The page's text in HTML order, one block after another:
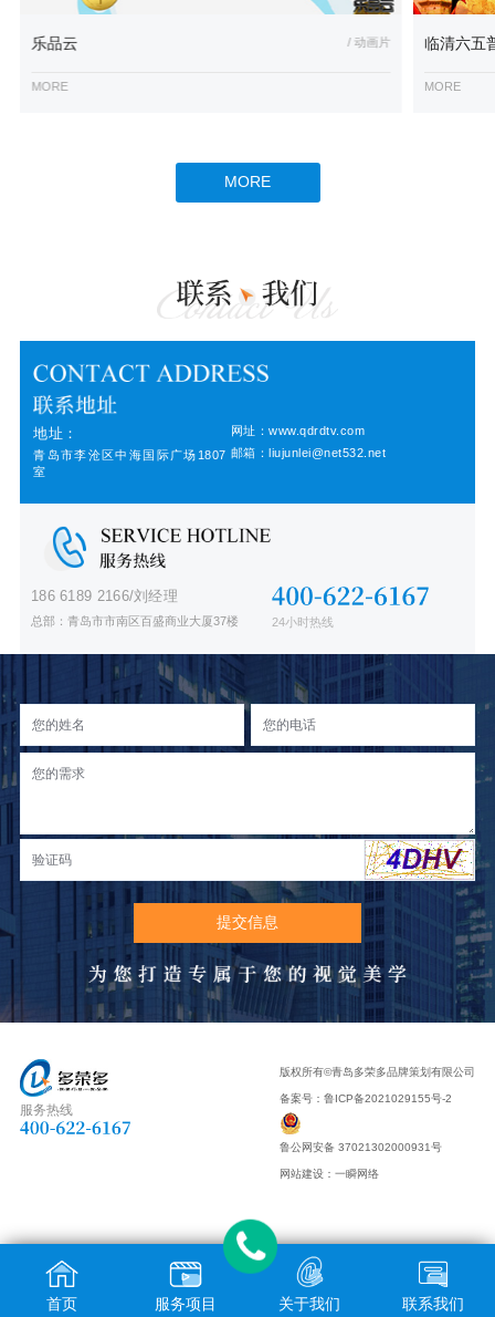
乐品云 / 动画片
MORE
临清六五
MORE
MORE
地址：
青岛市李沧区中海国际广场1807
室
网址：www.qdrdtv.com
邮箱：liujunlei@net532.net
186 6189 2166/刘经理
总部：青岛市市南区百盛商业大厦37楼 24小时热线
服务热线
版权所有©青岛多荣多品牌策划有限公司
备案号：鲁ICP备2021029155号-2
鲁公网安备 37021302000931号
网站建设 ：一瞬网络
首页 服务项目 关于我们 联系我们